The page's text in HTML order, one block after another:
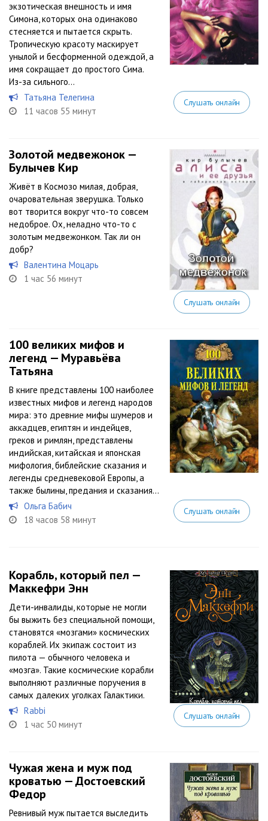
экзотическая внешность и имя
Симона, которых она одинаково
стесняется и пытается скрыть.
Тропическую красоту маскирует
унылой и бесформенной одеждой, а
имя сокращает до простого Сима.
Из-за сильного...
Татьяна Телегина
11 часов 55 минут
Слушать онлайн
Золотой медвежонок —
Булычев Кир
Живёт в Космозо милая, добрая,
очаровательная зверушка. Только
вот творится вокруг что-то совсем
недоброе. Ох, неладно что-то с
золотым медвежонком. Так ли он
добр?
Валентина Моцарь
1 час 56 минут
Слушать онлайн
100 великих мифов и
легенд — Муравьёва
Татьяна
В книге представлены 100 наиболее
известных мифов и легенд народов
мира: это древние мифы шумеров и
аккадцев, египтян и индейцев,
греков и римлян, представлены
индийская, китайская и японская
мифология, библейские сказания и
легенды средневековой Европы, а
также былины, предания и сказания...
Ольга Бабич
18 часов 58 минут
Слушать онлайн
Корабль, который пел —
Маккефри Энн
Дети-инвалиды, которые не могли
бы выжить без специальной помощи,
становятся «мозгами» космических
кораблей. Их экипаж состоит из
пилота — обычного человека и
«мозга». Такие космические корабли
выполняют различные поручения в
самых далеких уголках Галактики.
Rabbi
1 час 50 минут
Слушать онлайн
Чужая жена и муж под
кроватью — Достоевский
Федор
Ревнивый муж пытается выследить